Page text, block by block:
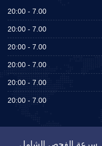
7.00 - 20:00
7.00 - 20:00
7.00 - 20:00
7.00 - 20:00
7.00 - 20:00
7.00 - 20:00